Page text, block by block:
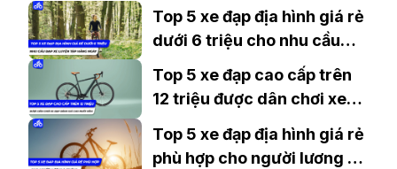
Top 5 xe đạp địa hình giá rẻ
dưới 6 triệu cho nhu cầu
đạp xe tập luyện hàng ngày
Top 5 xe đạp cao cấp trên
12 triệu được dân chơi xe
đạp đánh giá cao nhất năm
Top 5 xe đạp địa hình giá rẻ
phù hợp cho người lương 8